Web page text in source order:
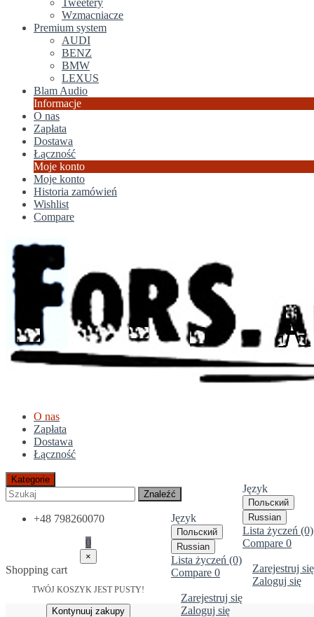
Tweetery
Wzmacniacze
Premium system
AUDI
BENZ
BMW
LEXUS
Blam Audio
Informacje
O nas
Zapłata
Dostawa
Łączność
Moje konto
Moje konto
Historia zamówień
Wishlist
Compare
O nas
Zapłata
Dostawa
Łączność
Język
Польский
Russian
Lista życzeń (0)
Compare 0
Zarejestruj się
Zaloguj się
Kategorie
Znaleźć
Język
Польский
Russian
Lista życzeń (0)
Compare 0
Zarejestruj się
Zaloguj się
+48 798260070
0
×
Shopping cart
TWÓJ KOSZYK JEST PUSTY!
Kontynuuj zakupy